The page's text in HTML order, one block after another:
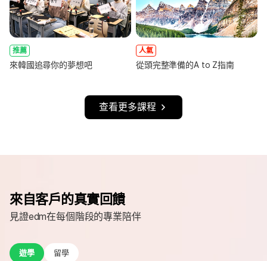
推薦
來韓國追尋你的夢想吧
人氣
從頭完整準備的A to Z指南
查看更多課程
來自客戶的真實回饋
見證edm在每個階段的專業陪伴
遊學 留學